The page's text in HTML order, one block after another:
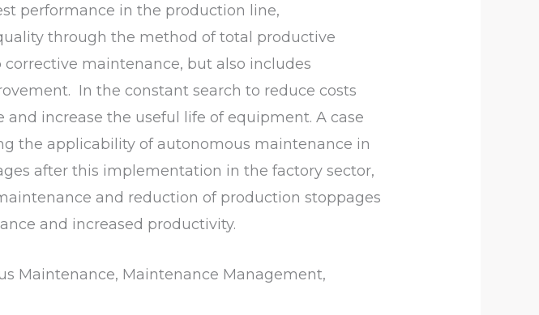
performance in the production line,
through the method of total productive
maintenance, but also includes
In the constant search to reduce costs
increase the useful life of equipment. A case
the applicability of autonomous maintenance in
after this implementation in the factory sector,
and reduction of production stoppages
and increased productivity.
Maintenance, Maintenance Management,